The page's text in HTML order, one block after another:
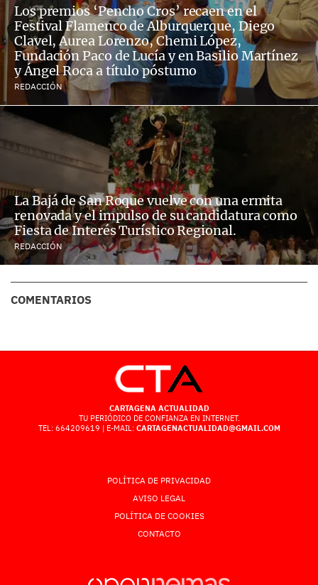
Los premios ‘Pencho Cros’ recaen en el
Festival Flamenco de Alburquerque, Diego
Clavel, Aurea Lorenzo, Chemi López,
Fundación Paco de Lucía y en Basilio Martínez
y Ángel Roca a título póstumo
REDACCIÓN
La Bajá de San Roque vuelve con una ermita
renovada y el impulso de su candidatura como
Fiesta de Interés Turístico Regional.
REDACCIÓN
COMENTARIOS
CARTAGENA ACTUALIDAD
TU PERIÓDICO DE CONFIANZA EN INTERNET.
TEL: 664209619 | E-MAIL: CARTAGENACTUALIDAD@GMAIL.COM
POLÍTICA DE PRIVACIDAD
AVISO LEGAL
POLÍTICA DE COOKIES
CONTACTO